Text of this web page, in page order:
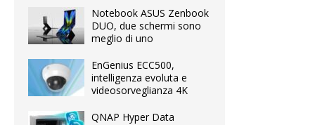
Notebook ASUS Zenbook
DUO, due schermi sono
meglio di uno
EnGenius ECC500,
intelligenza evoluta e
videosorveglianza 4K
QNAP Hyper Data